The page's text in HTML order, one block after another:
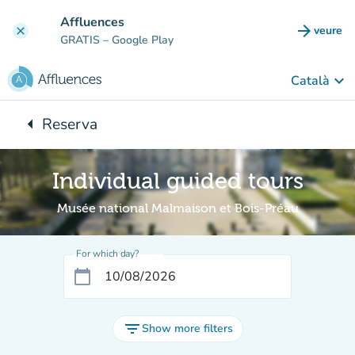
clear Affluences
GRATIS – Google Play arrow_forward veure
(new
Català keyboard_arrow_down
arrow_leftBack to:
Reserva
Individual guided tours
Musée national Malmaison et Bois-Préau
For which day?
calendar_today
filter_listShow more filters